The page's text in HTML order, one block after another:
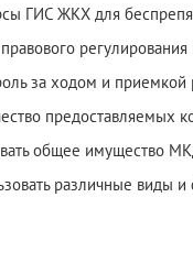
ГИС ЖКХ для
за ходом и
предоставляемых
общее имущество
различные